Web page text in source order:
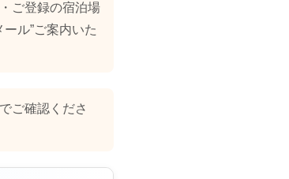
ご登録の宿泊場
ル”ご案内いた
ご確認くださ